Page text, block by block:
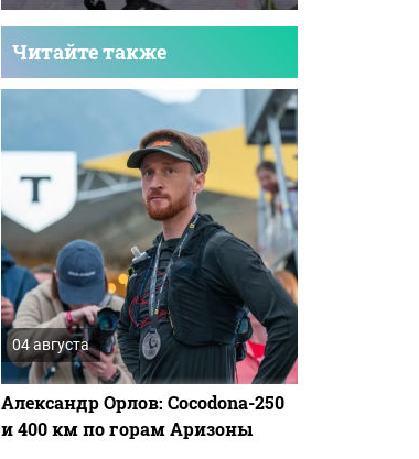
Читайте также
04 августа
Александр Орлов: Cocodona-250
и 400 км по горам Аризоны